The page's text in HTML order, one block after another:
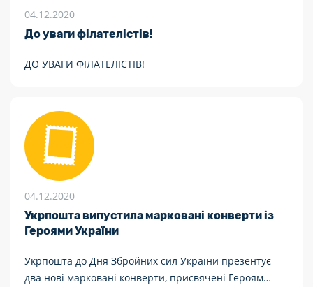
04.12.2020
До уваги філателістів!
ДО УВАГИ ФІЛАТЕЛІСТІВ!
04.12.2020
Укрпошта випустила марковані конверти із
Героями України
Укрпошта до Дня Збройних сил України презентує
два нові марковані конверти, присвячені Героям